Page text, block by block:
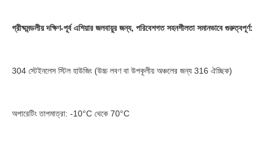
গ্রীষ্মমন্ডলীয় দক্ষিণ-পূর্ব এশিয়ার জলবায়ুর জন্য, পরিবেশগত সহনশীলতা সমানভাবে গুরুত্বপূর্ণ:
304 স্টেইনলেস স্টিল হাউজিং (উচ্চ লবণ বা উপকূলীয় অঞ্চলের জন্য 316 ঐচ্ছিক)
অপারেটিং তাপমাত্রা: -10°C থেকে 70°C